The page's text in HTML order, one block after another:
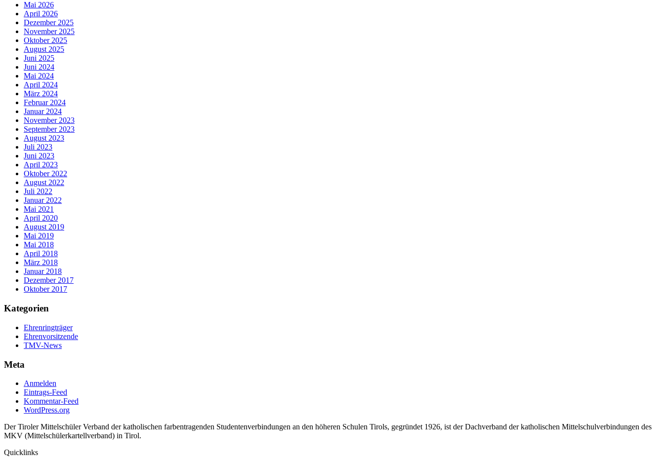
Mai 2026
April 2026
Dezember 2025
November 2025
Oktober 2025
August 2025
Juni 2025
Juni 2024
Mai 2024
April 2024
März 2024
Februar 2024
Januar 2024
November 2023
September 2023
August 2023
Juli 2023
Juni 2023
April 2023
Oktober 2022
August 2022
Juli 2022
Januar 2022
Mai 2021
April 2020
August 2019
Mai 2019
Mai 2018
April 2018
März 2018
Januar 2018
Dezember 2017
Oktober 2017
Kategorien
Ehrenringträger
Ehrenvorsitzende
TMV-News
Meta
Anmelden
Eintrags-Feed
Kommentar-Feed
WordPress.org
Der Tiroler Mittelschüler Verband der katholischen farbentragenden Studentenverbindungen an den höheren Schulen Tirols, gegründet 1926, ist der Dachverband der katholischen Mittelschulverbindungen des
MKV (Mittelschülerkartellverband) in Tirol.
Quicklinks